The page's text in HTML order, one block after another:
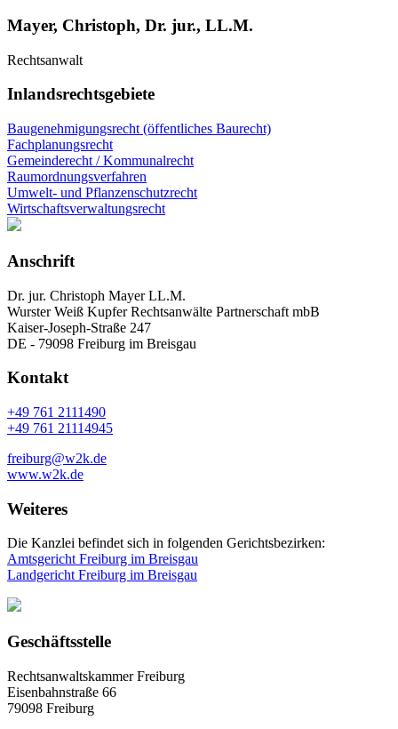
Mayer, Christoph, Dr. jur., LL.M.
Rechtsanwalt
Inlandsrechtsgebiete
Baugenehmigungsrecht (öffentliches Baurecht)
Fachplanungsrecht
Gemeinderecht / Kommunalrecht
Raumordnungsverfahren
Umwelt- und Pflanzenschutzrecht
Wirtschaftsverwaltungsrecht
Anschrift
Dr. jur. Christoph Mayer LL.M.
Wurster Weiß Kupfer Rechtsanwälte Partnerschaft mbB
Kaiser-Joseph-Straße 247
DE - 79098 Freiburg im Breisgau
Kontakt
+49 761 2111490
+49 761 21114945
freiburg@w2k.de
www.w2k.de
Weiteres
Die Kanzlei befindet sich in folgenden Gerichtsbezirken:
Amtsgericht Freiburg im Breisgau
Landgericht Freiburg im Breisgau
Geschäftsstelle
Rechtsanwaltskammer Freiburg
Eisenbahnstraße 66
79098 Freiburg